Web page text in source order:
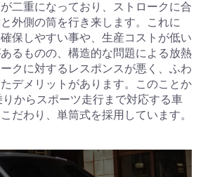
二重になっており、ストロークに合
外側の筒を行き来します。これに
保しやすい事や、生産コストが低い
るものの、構造的な問題による放熱
クに対するレスポンスが悪く、ふわ
デメリットがあります。このことか
からスポーツ走行まで対応する車
だわり、単筒式を採用しています。